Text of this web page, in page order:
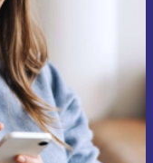
nabídku.